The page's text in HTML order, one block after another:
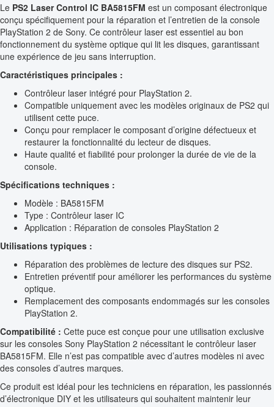
Le PS2 Laser Control IC BA5815FM est un composant électronique
conçu spécifiquement pour la réparation et l’entretien de la console
PlayStation 2 de Sony. Ce contrôleur laser est essentiel au bon
fonctionnement du système optique qui lit les disques, garantissant
une expérience de jeu sans interruption.
Caractéristiques principales :
Contrôleur laser intégré pour PlayStation 2.
Compatible uniquement avec les modèles originaux de PS2 qui
utilisent cette puce.
Conçu pour remplacer le composant d’origine défectueux et
restaurer la fonctionnalité du lecteur de disques.
Haute qualité et fiabilité pour prolonger la durée de vie de la
console.
Spécifications techniques :
Modèle : BA5815FM
Type : Contrôleur laser IC
Application : Réparation de consoles PlayStation 2
Utilisations typiques :
Réparation des problèmes de lecture des disques sur PS2.
Entretien préventif pour améliorer les performances du système
optique.
Remplacement des composants endommagés sur les consoles
PlayStation 2.
Compatibilité : Cette puce est conçue pour une utilisation exclusive
sur les consoles Sony PlayStation 2 nécessitant le contrôleur laser
BA5815FM. Elle n’est pas compatible avec d’autres modèles ni avec
des consoles d’autres marques.
Ce produit est idéal pour les techniciens en réparation, les passionnés
d’électronique DIY et les utilisateurs qui souhaitent maintenir leur